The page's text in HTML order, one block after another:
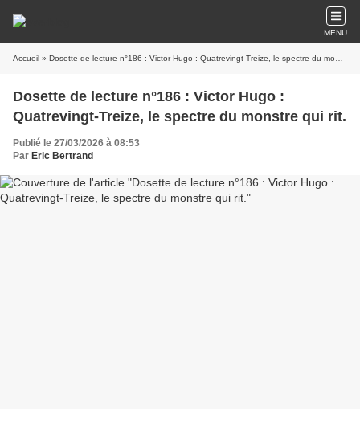
MENU
Accueil » Dosette de lecture n°186 : Victor Hugo : Quatrevingt-Treize, le spectre du monstre qui rit.
Dosette de lecture n°186 : Victor Hugo :
Quatrevingt-Treize, le spectre du monstre qui rit.
Publié le 27/03/2026 à 08:53
Par Eric Bertrand